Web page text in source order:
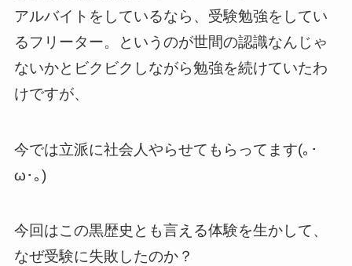
アルバイトをしているなら、受験勉強をしてい
るフリーター。というのが世間の認識なんじゃ
ないかとビクビクしながら勉強を続けていたわ
けですが、
今では立派に社会人やらせてもらってます(｡･
ω･｡)
今回はこの黒歴史とも言える体験を生かして、
なぜ受験に失敗したのか？